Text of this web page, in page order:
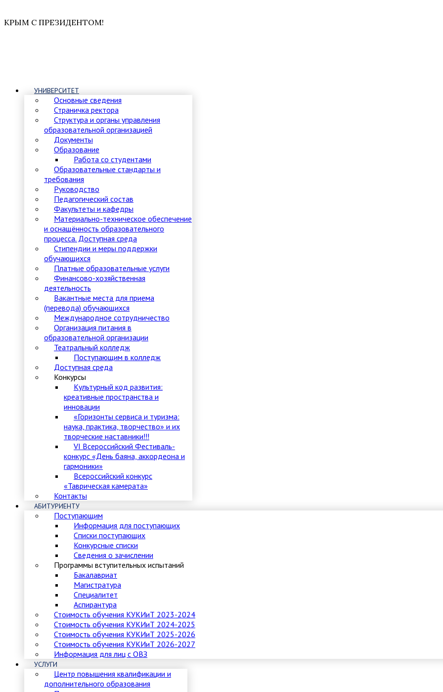
КРЫМ С ПРЕЗИДЕНТОМ!
УНИВЕРСИТЕТ
Основные сведения
Страничка ректора
Структура и органы управления
образовательной организацией
Документы
Образование
Работа со студентами
Образовательные стандарты и
требования
Руководство
Педагогический состав
Факультеты и кафедры
Материально-техническое обеспечение
и оснащённость образовательного
процесса. Доступная среда
Стипендии и меры поддержки
обучающихся
Платные образовательные услуги
Финансово-хозяйственная
деятельность
Вакантные места для приема
(перевода) обучающихся
Международное сотрудничество
Организация питания в
образовательной организации
Театральный колледж
Поступающим в колледж
Доступная среда
Конкурсы
Культурный код развития:
креативные пространства и
инновации
«Горизонты сервиса и туризма:
наука, практика, творчество» и их
творческие наставники!!!
VI Всероссийский Фестиваль-
конкурс «День баяна, аккордеона и
гармоники»
Всероссийский конкурс
«Таврическая камерата»
Контакты
АБИТУРИЕНТУ
Поступающим
Информация для поступающих
Списки поступающих
Конкурсные списки
Сведения о зачислении
Программы вступительных испытаний
Бакалавриат
Магистратура
Специалитет
Аспирантура
Стоимость обучения КУКИиТ 2023-2024
Стоимость обучения КУКИиТ 2024-2025
Стоимость обучения КУКИиТ 2025-2026
Стоимость обучения КУКИиТ 2026-2027
Информация для лиц с ОВЗ
УСЛУГИ
Центр повышения квалификации и
дополнительного образования